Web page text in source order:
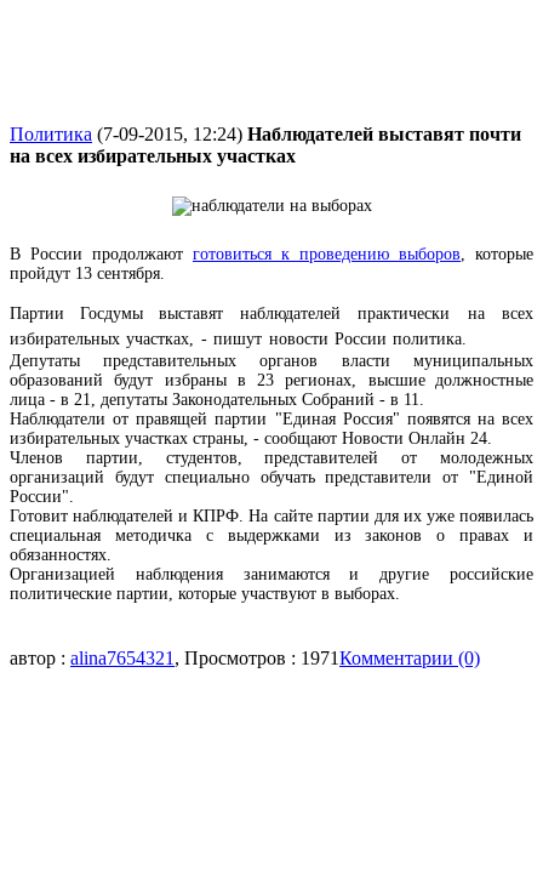
Политика (7-09-2015, 12:24) Наблюдателей выставят почти
на всех избирательных участках
В России продолжают готовиться к проведению выборов, которые
пройдут 13 сентября.
Партии Госдумы выставят наблюдателей практически на всех
избирательных участках, - пишут новости России политика.
Депутаты представительных органов власти муниципальных
образованийбудут избраныв 23 регионах, высшие должностные
лица - в 21, депутаты Законодательных Собраний - в 11.
Наблюдатели от правящей партии "Единая Россия" появятся на всех
избирательных участках страны, - сообщают Новости Онлайн 24.
Членов партии, студентов, представителей от молодежных
организаций будут специально обучать представители от "Единой
России".
Готовит наблюдателей и КПРФ. На сайте партии для их уже появилась
специальная методичка с выдержками из законов о правах и
обязанностях.
Организацией наблюдения занимаются и другие российские
политические партии, которые участвуют в выборах.
автор : alina7654321 , Просмотров : 1971Комментарии (0)